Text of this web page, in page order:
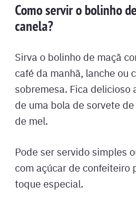
Como servir o bolinho
canela?
Sirva o bolinho de maçã
café da manhã, lanche ou
sobremesa. Fica delicioso
de uma bola de sorvete
de mel.
Pode ser servido simples
com açúcar de confeiteiro
toque especial.